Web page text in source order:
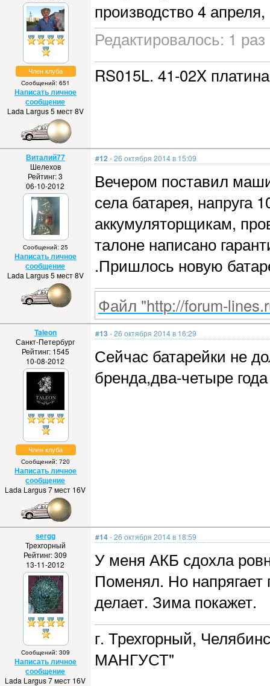
Член клуба
Сообщений: 651
Написать личное
сообщение
Lada Largus 5 мест 8V
производство 4
Редактировалось: 1
RS015L. 41-02X платина
Виталий77
Шелехов
Рейтинг: 3
06-10-2012
Сообщений: 25
Написать личное
сообщение
Lada Largus 5 мест 8V
#12 - 26 октября 2014 в 15:09
Вечером поставил
села батарея, напруга
аккумуляторщикам,
талоне написано
.Пришлось новую
Файл "http://forum-
Taleon
Санкт-Петербург
Рейтинг: 1545
10-08-2012
Член клуба
Сообщений: 720
Написать личное
сообщение
Lada Largus 7 мест 16V
#13 - 26 октября 2014 в 16:29
Сейчас батарейки не
бренда,два-четыре
sergg
Трехгорный
Рейтинг: 309
13-11-2012
Сообщений: 309
Написать личное
сообщение
Lada Largus 7 мест 16V
#14- 26 октября 2014 в 18:59
У меня АКБ сдохла
Поменял. Но напрягает
делает. Зима покажет.
г. Трехгорный,
МАНГУСТ"